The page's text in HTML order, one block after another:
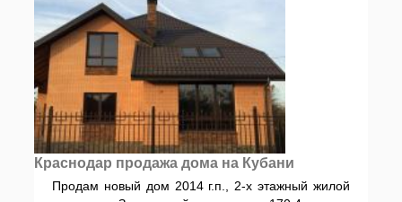
Краснодар продажа дома на Кубани
Продам новый дом 2014 г.п., 2-х этажный жилой